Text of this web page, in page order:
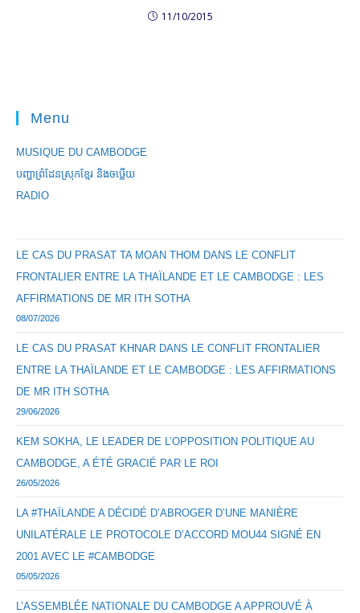
11/10/2015
Menu
MUSIQUE DU CAMBODGE
បញ្ហាព្រំដែនស្រុកខ្មែរ និងចឞ្លើយ
RADIO
LE CAS DU PRASAT TA MOAN THOM DANS LE CONFLIT
FRONTALIER ENTRE LA THAÏLANDE ET LE CAMBODGE : LES
AFFIRMATIONS DE MR ITH SOTHA
08/07/2026
LE CAS DU PRASAT KHNAR DANS LE CONFLIT FRONTALIER
ENTRE LA THAÏLANDE ET LE CAMBODGE : LES AFFIRMATIONS
DE MR ITH SOTHA
29/06/2026
KEM SOKHA, LE LEADER DE L’OPPOSITION POLITIQUE AU
CAMBODGE, A ÉTÉ GRACIÉ PAR LE ROI
26/05/2026
LA #THAÏLANDE A DÉCIDÉ D’ABROGER D’UNE MANIÈRE
UNILATÉRALE LE PROTOCOLE D’ACCORD MOU44 SIGNÉ EN
2001 AVEC LE #CAMBODGE
05/05/2026
L’ASSEMBLÉE NATIONALE DU CAMBODGE A APPROUVÉ À